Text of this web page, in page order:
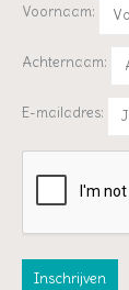
Voornaam:
Achternaam:
E-mailadres: